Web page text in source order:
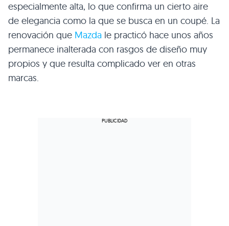
especialmente alta, lo que confirma un cierto aire
de elegancia como la que se busca en un coupé. La
renovación que Mazda le practicó hace unos años
permanece inalterada con rasgos de diseño muy
propios y que resulta complicado ver en otras
marcas.